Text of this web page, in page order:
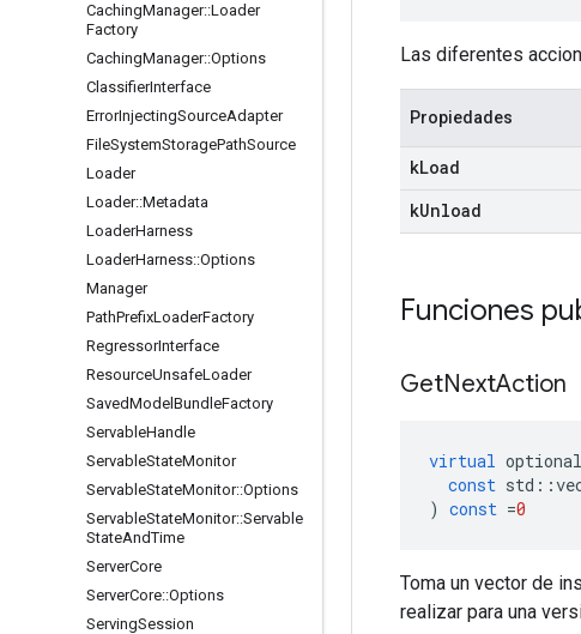
CachingManager::Loader
Factory
CachingManager::Options
ClassifierInterface
ErrorInjectingSourceAdapter
FileSystemStoragePathSource
Loader
Loader::Metadata
LoaderHarness
LoaderHarness::Options
Manager
PathPrefixLoaderFactory
RegressorInterface
ResourceUnsafeLoader
SavedModel BundleFactory
ServableHandle
ServableStateMonitor
ServableStateMonitor::Options
ServableStateMonitor::Servable
StateAndTime
ServerCore
ServerCore::Options
ServingSession
Las diferentes
Propiedades
kLoad
kUnload
Funciones
GetNextAction
virtual optional
const std ::
) const =0
Toma un vector de
realizar para una